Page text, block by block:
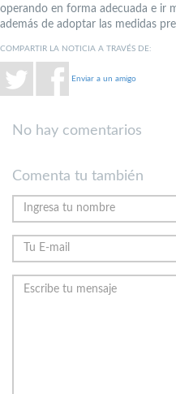
operando en forma adecuada e ir
además de adoptar las medidas
COMPARTIR LA NOTICIA A TRAVÉS DE:
Enviar a un amigo
No hay comentarios
Comenta tu también